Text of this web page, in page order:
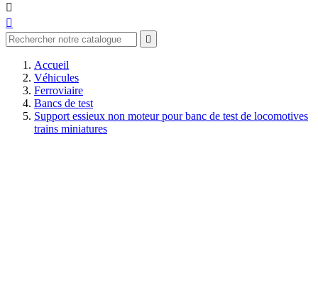



Accueil
Véhicules
Ferroviaire
Bancs de test
Support essieux non moteur pour banc de test de locomotives
trains miniatures